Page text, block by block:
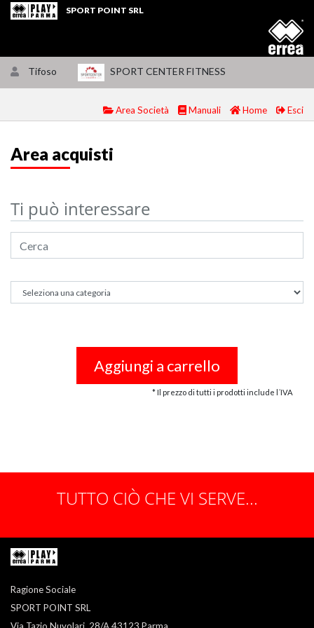
SPORT POINT SRL
Tifoso SPORT CENTER FITNESS
Area Società Manuali Home Esci
Area acquisti
Ti può interessare
Aggiungi a carrello
* Il prezzo di tutti i prodotti include l´IVA
TUTTO CIÒ CHE VI SERVE...
Ragione Sociale
SPORT POINT SRL